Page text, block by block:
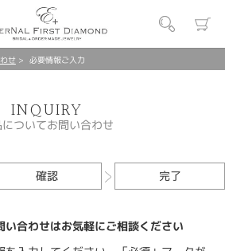
せ 必要情報ご入力
INQUIRY
についてお問い合わせ
確認 完了
い合わせはお気軽にご相談ください